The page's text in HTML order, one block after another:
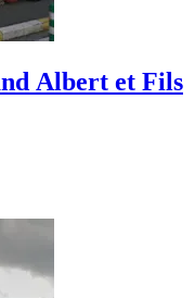
Albert et Fils